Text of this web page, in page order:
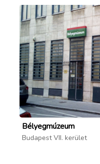
Bélyegmúzeum
Budapest VII. kerület